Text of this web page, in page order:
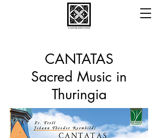
CANTATAS
Sacred Music in
Thuringia